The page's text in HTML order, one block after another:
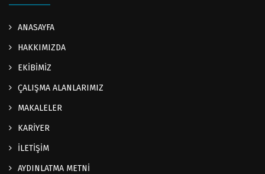
ANASAYFA
HAKKIMIZDA
EKİBİMİZ
ÇALIŞMA ALANLARIMIZ
MAKALELER
KARİYER
İLETİŞİM
AYDINLATMA METNİ